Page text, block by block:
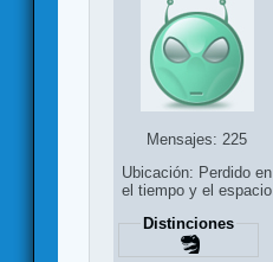
Mensajes: 225
Ubicación: Perdido en
el tiempo y el espacio
Distinciones